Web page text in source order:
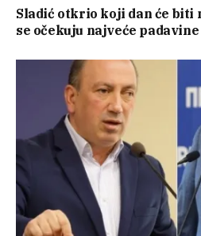
Sladić otkrio koji dan će
se očekuju najveće padavine